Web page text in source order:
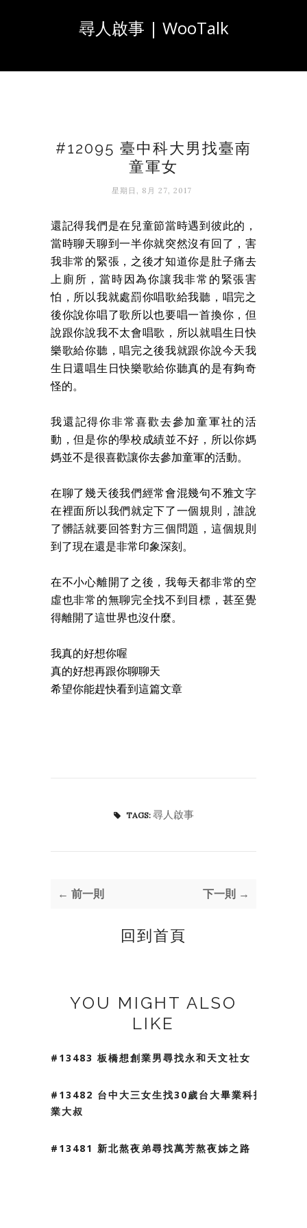
尋人啟事 | WooTalk
#12095 臺中科大男找臺南
童軍女
星期日, 8月 27, 2017
還記得我們是在兒童節當時遇到彼此的，
當時聊天聊到一半你就突然沒有回了，害
我非常的緊張，之後才知道你是肚子痛去
上廁所，當時因為你讓我非常的緊張害
怕，所以我就處罰你唱歌給我聽，唱完之
後你說你唱了歌所以也要唱一首換你，但
說跟你說我不太會唱歌，所以就唱生日快
樂歌給你聽，唱完之後我就跟你說今天我
生日還唱生日快樂歌給你聽真的是有夠奇
怪的。
我還記得你非常喜歡去參加童軍社的活
動，但是你的學校成績並不好，所以你媽
媽並不是很喜歡讓你去參加童軍的活動。
在聊了幾天後我們經常會混幾句不雅文字
在裡面所以我們就定下了一個規則，誰說
了髒話就要回答對方三個問題，這個規則
到了現在還是非常印象深刻。
在不小心離開了之後，我每天都非常的空
虛也非常的無聊完全找不到目標，甚至覺
得離開了這世界也沒什麼。
我真的好想你喔
真的好想再跟你聊聊天
希望你能趕快看到這篇文章
TAGS: 尋人啟事
← 前一則 下一則 →
回到首頁
YOU MIGHT ALSO
LIKE
#13483 板橋想創業男尋找永和天文社女
#13482 台中大三女生找30歲台大畢業科技
業大叔
#13481 新北熬夜弟尋找萬芳熬夜姊之路